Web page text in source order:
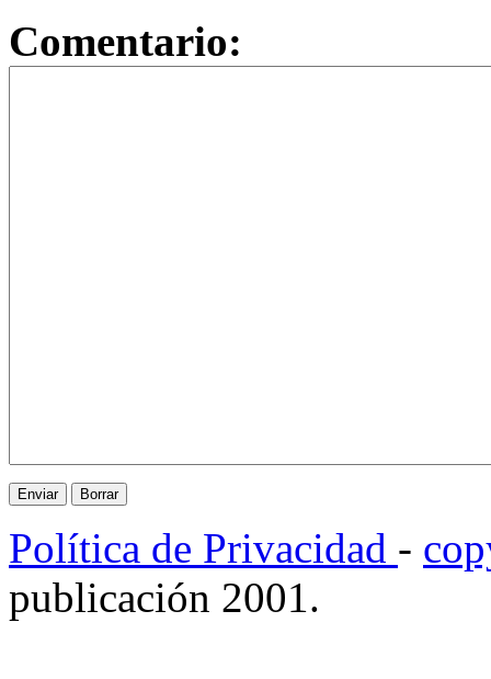
Comentario:
Política de Privacidad -
publicación 2001.